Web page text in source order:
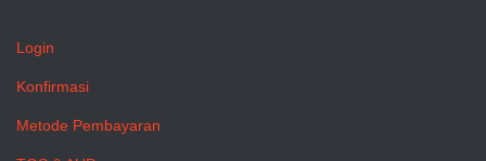
Login
Konfirmasi
Metode Pembayaran